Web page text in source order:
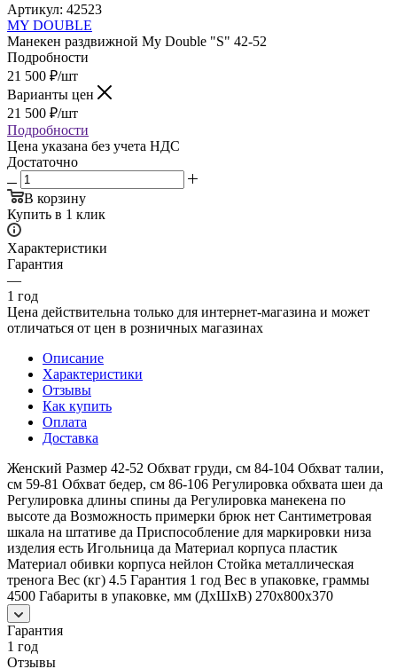
Артикул: 42523
MY DOUBLE
Манекен раздвижной My Double "S" 42-52
Подробности
21 500 ₽/шт
Варианты цен
21 500 ₽/шт
Подробности
Цена указана без учета НДС
Достаточно
В корзину
Купить в 1 клик
Характеристики
Гарантия
—
1 год
Цена действительна только для интернет-магазина и может
отличаться от цен в розничных магазинах
Описание
Характеристики
Отзывы
Как купить
Оплата
Доставка
Женский Размер 42-52 Обхват груди, см 84-104 Обхват талии,
см 59-81 Обхват бедер, см 86-106 Регулировка обхвата шеи да
Регулировка длины спины да Регулировка манекена по
высоте да Возможность примерки брюк нет Сантиметровая
шкала на штативе да Приспособление для маркировки низа
изделия есть Игольница да Материал корпуса пластик
Материал обивки корпуса нейлон Стойка металлическая
тренога Вес (кг) 4.5 Гарантия 1 год Вес в упаковке, граммы
4500 Габариты в упаковке, мм (ДхШхВ) 270x800x370
Гарантия
1 год
Отзывы